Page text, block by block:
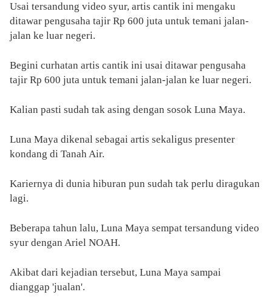
Usai tersandung video syur, artis cantik ini mengaku
ditawar pengusaha tajir Rp 600 juta untuk temani jalan-
jalan ke luar negeri.
Begini curhatan artis cantik ini usai ditawar pengusaha
tajir Rp 600 juta untuk temani jalan-jalan ke luar negeri.
Kalian pasti sudah tak asing dengan sosok Luna Maya.
Luna Maya dikenal sebagai artis sekaligus presenter
kondang di Tanah Air.
Kariernya di dunia hiburan pun sudah tak perlu diragukan
lagi.
Beberapa tahun lalu, Luna Maya sempat tersandung video
syur dengan Ariel NOAH.
Akibat dari kejadian tersebut, Luna Maya sampai
dianggap 'jualan'.